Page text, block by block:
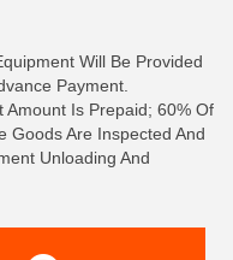
Will Be Provided
Payment.
Amount Is Prepaid; 60% Of
Goods Are Inspected And
Unloading And